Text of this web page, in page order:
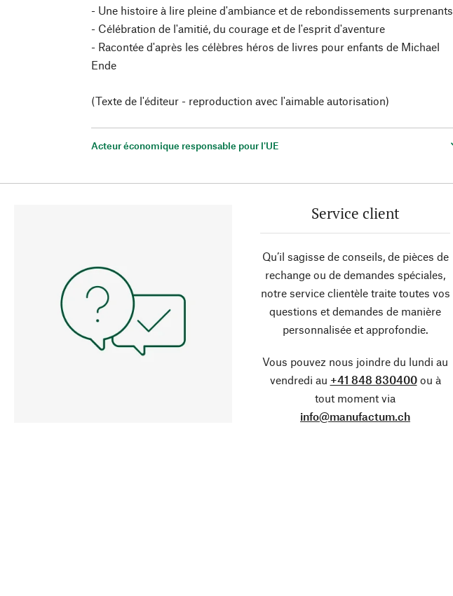
- Une histoire à lire pleine d'ambiance et de rebondissements surprenants
- Célébration de l'amitié, du courage et de l'esprit d'aventure
- Racontée d'après les célèbres héros de livres pour enfants de Michael
Ende
(Texte de l'éditeur - reproduction avec l'aimable autorisation)
Acteur économique responsable pour l'UE
Service client
Qu’il sagisse de conseils, de pièces de
rechange ou de demandes spéciales,
notre service clientèle traite toutes vos
questions et demandes de manière
personnalisée et approfondie.
Vous pouvez nous joindre du lundi au
vendredi au +41 848 830400ou à
tout moment via
info@manufactum.ch